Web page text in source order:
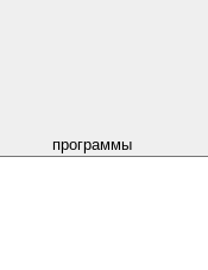
программы